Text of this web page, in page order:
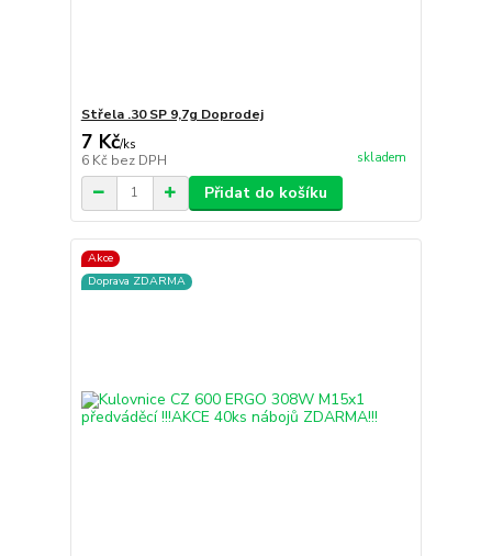
Střela .30 SP 9,7g Doprodej
7 Kč/ks
6 Kč bez DPH skladem
Přidat do košíku
Akce
Doprava ZDARMA